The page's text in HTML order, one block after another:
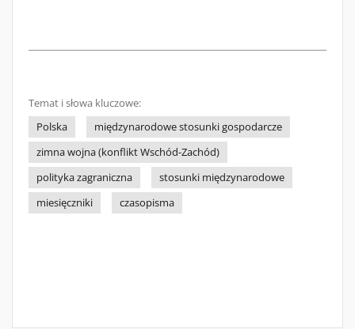
Temat i słowa kluczowe:
Polska
międzynarodowe stosunki gospodarcze
zimna wojna (konflikt Wschód-Zachód)
polityka zagraniczna
stosunki międzynarodowe
miesięczniki
czasopisma